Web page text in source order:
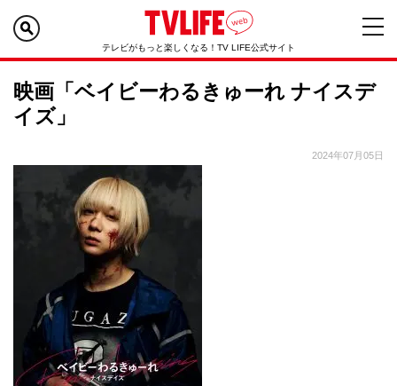
テレビがもっと楽しくなる！TV LIFE公式サイト
映画「ベイビーわるきゅーれ ナイスデ
イズ」
2024年07月05日